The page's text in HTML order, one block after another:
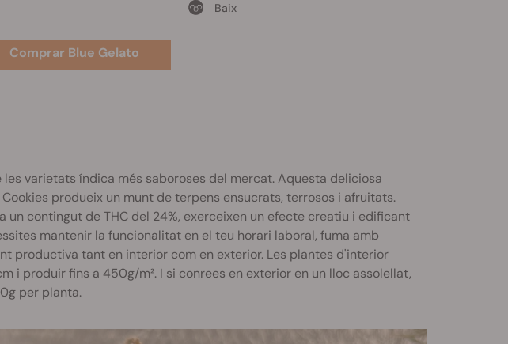
Baix
Comprar Blue Gelato
varietats índica més saboroses del mercat. Aquesta deliciosa
produeix un munt de terpens ensucrats, terrosos i afruitats.
un contingut de THC del 24%, exerceixen un efecte creatiu i edificant
mantenir la funcionalitat en el teu horari laboral, fuma amb
productiva tant en interior com en exterior. Les plantes d'interior
i produir fins a 450g/m². I si conrees en exterior en un lloc assolellat,
per planta.